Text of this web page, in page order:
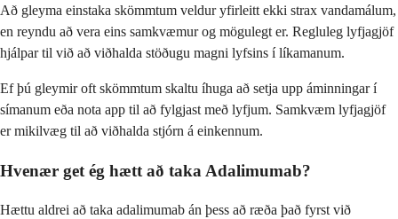
Að gleyma einstaka skömmtum veldur yfirleitt ekki strax vandamálum,
en reyndu að vera eins samkvæmur og mögulegt er. Regluleg lyfjagjöf
hjálpar til við að viðhalda stöðugu magni lyfsins í líkamanum.
Ef þú gleymir oft skömmtum skaltu íhuga að setja upp áminningar í
símanum eða nota app til að fylgjast með lyfjum. Samkvæm lyfjagjöf
er mikilvæg til að viðhalda stjórn á einkennum.
Hvenær get ég hætt að taka Adalimumab?
Hættu aldrei að taka adalimumab án þess að ræða það fyrst við